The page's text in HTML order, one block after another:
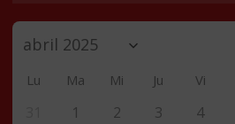
Lu Ma Mi Ju Vi
1 2 3 4